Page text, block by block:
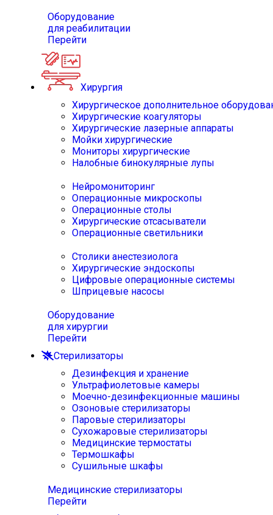
Оборудование
для реабилитации
Перейти
Хирургия
Хирургическое дополнительное
Хирургические коагуляторы
Хирургические лазерные аппараты
Мойки хирургические
Мониторы хирургические
Налобные бинокулярные лупы
Нейромониторинг
Операционные микроскопы
Операционные столы
Хирургические отсасыватели
Операционные светильники
Столики анестезиолога
Хирургические эндоскопы
Цифровые операционные системы
Шприцевые насосы
Оборудование
для хирургии
Перейти
Стерилизаторы
Дезинфекция и хранение
Ультрафиолетовые камеры
Моечно-дезинфекционные машины
Озоновые стерилизаторы
Паровые стерилизаторы
Сухожаровые стерилизаторы
Медицинские термостаты
Термошкафы
Сушильные шкафы
Медицинские стерилизаторы
Перейти